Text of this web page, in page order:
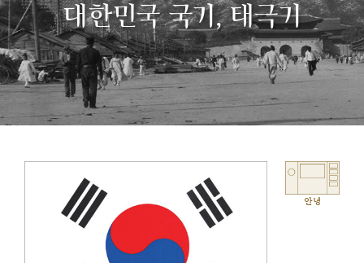
대한민국 국기, 태극기
안녕